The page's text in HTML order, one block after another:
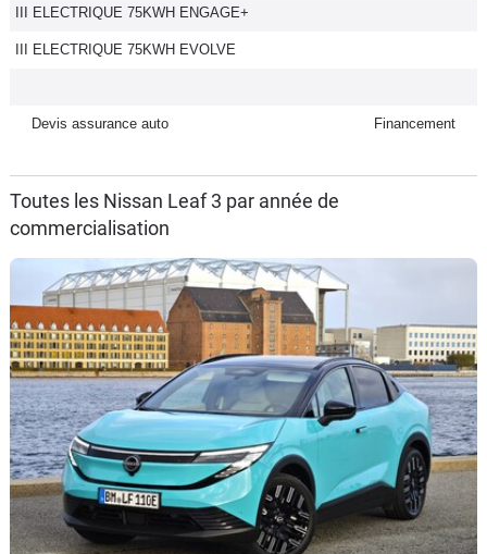
Forum
III ELECTRIQUE 75KWH ENGAGE+
III ELECTRIQUE 75KWH EVOLVE
Devis assurance auto Financement
Toutes les Nissan Leaf 3 par année de
commercialisation